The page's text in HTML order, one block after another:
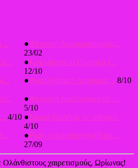
...
●Φύτευση Αυτοκρατορικής...
23/02
● Κυκλάμινο το Περσικό (...
12/10
●Φριτιλλάρια η Αυτοκρατ... 8/10
●Φύτευση λουλουδιών σε ...
5/10
4/10 ●Σπορά βιολέτας σε σπορείο
4/10
● Ρόδη η Δαμασκηνή (Rosa...
27/09
χαιρετισμούς, Ωρίωνας!